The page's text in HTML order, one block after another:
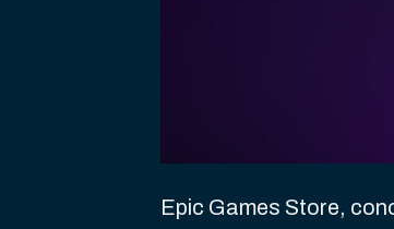
Epic Games Store,